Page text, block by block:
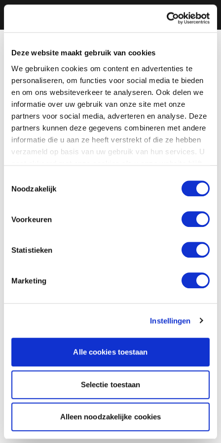
Deze website maakt gebruik van cookies
We gebruiken cookies om content en advertenties te
personaliseren, om functies voor social media te bieden
en om ons websiteverkeer te analyseren. Ook delen we
informatie over uw gebruik van onze site met onze
partners voor social media, adverteren en analyse. Deze
partners kunnen deze gegevens combineren met andere
informatie die u aan ze heeft verstrekt of die ze hebben
verzameld op basis van uw gebruik van hun services. U
Noodzakelijk
Voorkeuren
Statistieken
Marketing
Instellingen
Alle cookies toestaan
Selectie toestaan
Alleen noodzakelijke cookies